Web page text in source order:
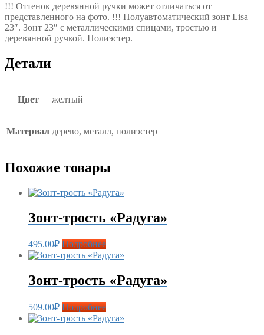
!!! Оттенок деревянной ручки может отличаться от
представленного на фото. !!! Полуавтоматический зонт Lisa
23″. Зонт 23″ с металлическими спицами, тростью и
деревянной ручкой. Полиэстер.
Детали
Цвет желтый
Материал дерево, металл, полиэстер
Похожие товары
Зонт-трость «Радуга»
495.00₽ Подробнее
Зонт-трость «Радуга»
509.00₽ Подробнее